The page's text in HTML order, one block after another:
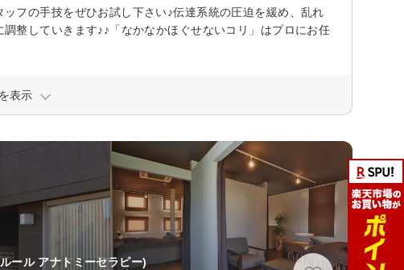
フの手技をぜひお試し下さい♪伝達系統の圧迫を緩め、乱れ
整していきます♪♪「なかなかほぐせないコリ」はプロにお任
表示
ール アナトミーセラピー)